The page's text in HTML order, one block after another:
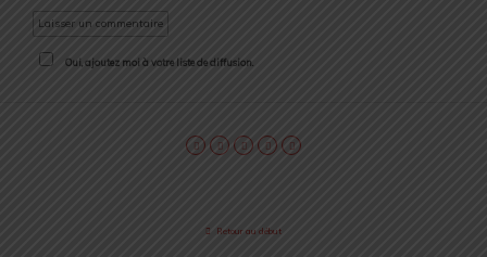
Oui, ajoutez moi à votre liste de diffusion.
Retour au début